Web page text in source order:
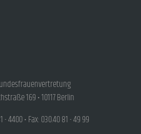
169 • 10117 Berlin
- 4400 • Fax: 030.40 81 - 49 99